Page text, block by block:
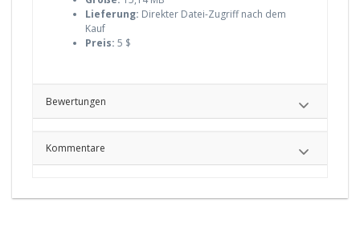
Lieferung: Direkter Datei-Zugriff nach dem
Kauf
Preis: 5 $
Bewertungen
Kommentare